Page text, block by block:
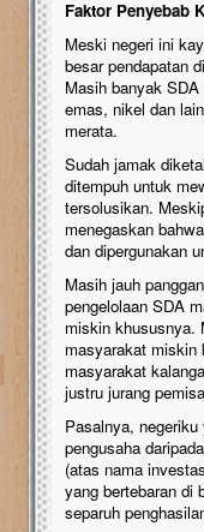
Faktor Penyebab
Meski negeri ini
besar pendapatan
Masih banyak
emas, nikel dan
merata.
Sudah jamak
ditempuh untuk
tersolusikan.
menegaskan
dan dipergunakan
Masih jauh
pengelolaan SDA
miskin khususnya.
masyarakat miskin
masyarakat
justru jurang
Pasalnya,
pengusaha
(atas nama
yang bertebaran di
separuh